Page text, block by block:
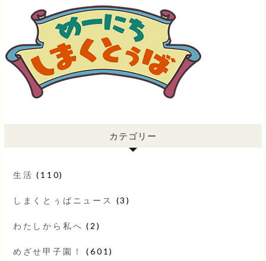
カテゴリー
生活 (110)
しまくとぅばニュース (3)
わたしから私へ (2)
めざせ甲子園！ (601)